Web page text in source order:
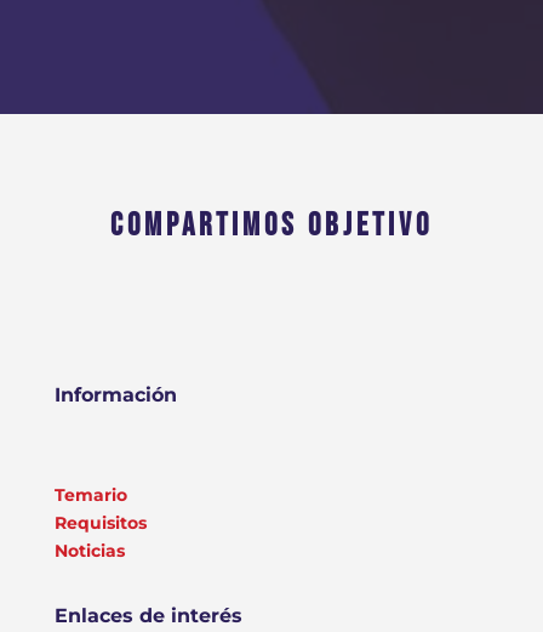
COMPARTIMOS OBJETIVO
Información
Temario
Requisitos
Noticias
Enlaces de interés